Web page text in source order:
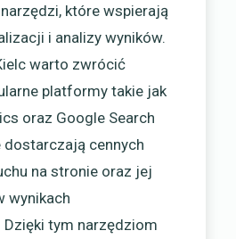
które wspierają
i analizy wyników.
warto zwrócić
platformy takie jak
oraz Google Search
dostarczają cennych
na stronie oraz jej
wynikach
Dzięki tym narzędziom